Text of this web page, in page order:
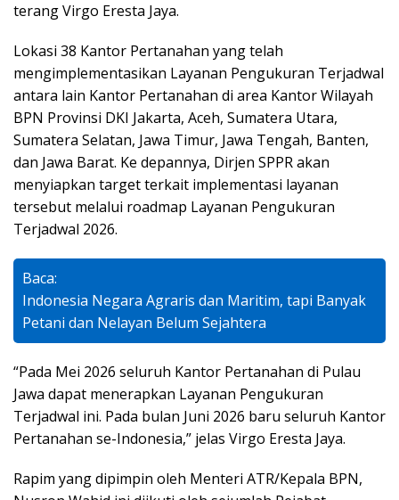
terang Virgo Eresta Jaya.
Lokasi 38 Kantor Pertanahan yang telah
mengimplementasikan Layanan Pengukuran Terjadwal
antara lain Kantor Pertanahan di area Kantor Wilayah
BPN Provinsi DKI Jakarta, Aceh, Sumatera Utara,
Sumatera Selatan, Jawa Timur, Jawa Tengah, Banten,
dan Jawa Barat. Ke depannya, Dirjen SPPR akan
menyiapkan target terkait implementasi layanan
tersebut melalui roadmap Layanan Pengukuran
Terjadwal 2026.
Baca:
Indonesia Negara Agraris dan Maritim, tapi Banyak
Petani dan Nelayan Belum Sejahtera
“Pada Mei 2026 seluruh Kantor Pertanahan di Pulau
Jawa dapat menerapkan Layanan Pengukuran
Terjadwal ini. Pada bulan Juni 2026 baru seluruh Kantor
Pertanahan se-Indonesia,” jelas Virgo Eresta Jaya.
Rapim yang dipimpin oleh Menteri ATR/Kepala BPN,